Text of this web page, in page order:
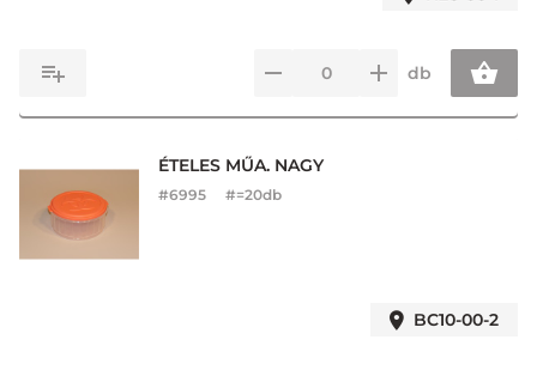
db
ÉTELES MŰA. NAGY
#6995 #=20db
BC10-00-2